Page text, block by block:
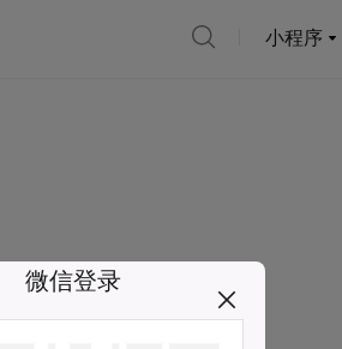
小程序
微信登录